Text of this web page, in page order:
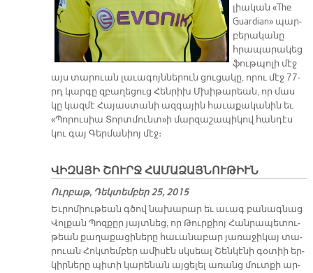
լիա­կան «The
Guardian» պար­
բե­րա­կա­նը
հրա­պա­րա­կեց
ֆութ­պո­լի մէջ
այս տա­րուան լա­ւա­գոյն­նե­րուն ցու­ցա­կը, ո­րու մէջ 77-
րդ կար­գը զբա­ղե­ցուց Հեն­րիխ Մխի­թա­րեան, որ մաս
կը կազ­մէ Հա­յաս­տա­նի ազ­գա­յին հա­ւա­քա­կա­նին եւ
«Պո­րու­սիա Տորտ­մունտ»ի մար­զա­շա­պի­կով հան­դէս
կու գայ Գեր­մա­նիոյ մէջ։
ՎԻԶԱՅԻ ՇՈՒՐՋ ՀԱՄԱՁԱՅՆՈՒԹԻՒՆ
Ուրբաթ, Դեկտեմբեր 25, 2015
Եւ­րո­միու­թեան գծով նա­խա­րար եւ ա­ւագ բա­նագ­նաց
Վոլ­քան Պոզ­քըր յայտ­նեց, որ Թուր­քիոյ Հան­րա­պե­տու­
թեան քա­ղա­քա­ցի­նե­րը հա­ւա­նա­բար յա­ռա­ջի­կայ տա­
րուան Հոկ­տեմ­բեր ա­մի­սէն սկսեալ Շեն­կէ­նի գօ­տիի եր­
կիր­նե­րը պի­տի կա­րե­նան այ­ցե­լել ա­ռանց մուտ­քի ար­